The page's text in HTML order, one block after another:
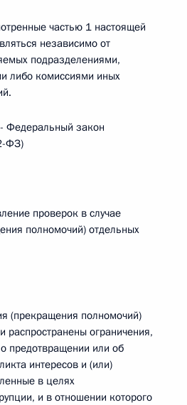
частью 1 настоящей
независимо от
подразделениями,
либо комиссиями иных
Федеральный закон
ФЗ)
проверок в случае
полномочий) отдельных
(прекращения полномочий)
распространены ограничения,
предотвращении или об
интересов и (или)
в целях
и в отношении которого